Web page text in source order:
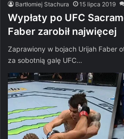
Bartłomiej Stachura 15 lipca 2019
Wypłaty po UFC
Faber zarobił najwięcej
Zaprawiony w bojach Urijah Faber
za sobotnią galę UFC…